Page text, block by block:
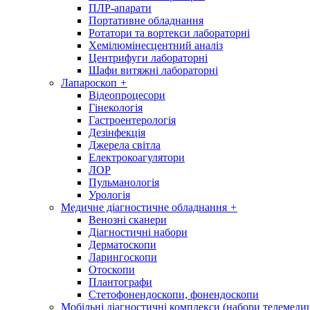
ПЛР-апарати
Портативне обладнання
Ротатори та вортекси лабораторні
Хемілюмінесцентний аналіз
Центрифуги лабораторні
Шафи витяжні лабораторні
Лапароскоп +
Відеопроцесори
Гінекологія
Гастроентерологія
Дезінфекція
Джерела світла
Електрокоагулятори
ЛОР
Пульманологія
Урологія
Медичне діагностичне обладнання +
Венозні сканери
Діагностичні набори
Дерматоскопи
Ларингоскопи
Отоскопи
Плантографи
Стетофонендоскопи, фонендоскопи
Мобільні діагностичні комплекси (набори